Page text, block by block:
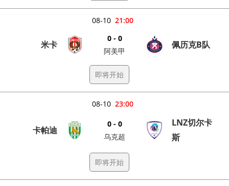
21:00
08-10
米卡
0 - 0
阿美甲
佩历克B队
即将开始
23:00
08-10
卡帕迪
0 - 0
乌克超
LNZ切尔卡
斯
即将开始